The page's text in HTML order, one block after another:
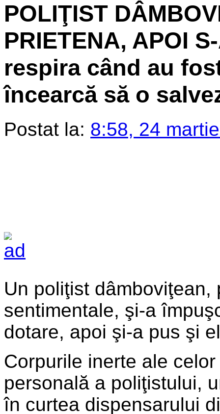
POLIŢIST
PRIETENA, APOI
respira când au
încearcă să o
Postat la: 8:58, 24
Un poliţist
sentimentale, şi-a
dotare, apoi şi-a pus şi
Corpurile inerte ale
personală a poliţistului,
în curtea dispensarului